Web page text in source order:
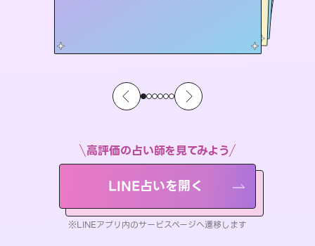
高評価の占い師を見てみよう
LINE占いを開く
※LINEアプリ内のサービスページへ遷移します